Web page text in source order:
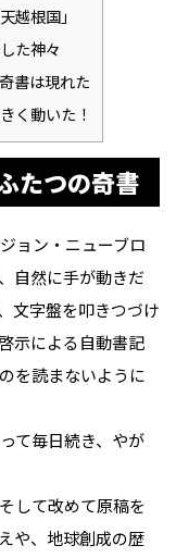
越根国」
た神々
書は現れた
く動いた！
たつの奇書
ョン・ニューブロ
自然に手が動きだ
文字盤を叩きつづけ
示による自動書記
を読まないように
て毎日続き、やが
して改めて原稿を
や、地球創成の歴